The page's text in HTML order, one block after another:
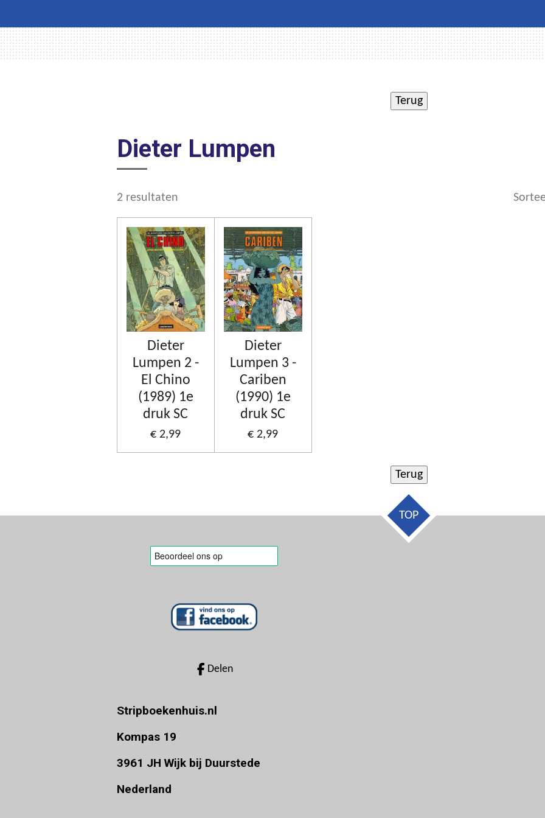
Dieter Lumpen
2 resultaten
Dieter
Lumpen 2 -
El Chino
(1989) 1e
druk SC
€ 2,99
Dieter
Lumpen 3 -
Cariben
(1990) 1e
druk SC
€ 2,99
TOP
Delen
Stripboekenhuis.nl
Kompas 19
3961 JH Wijk bij Duurstede
Nederland